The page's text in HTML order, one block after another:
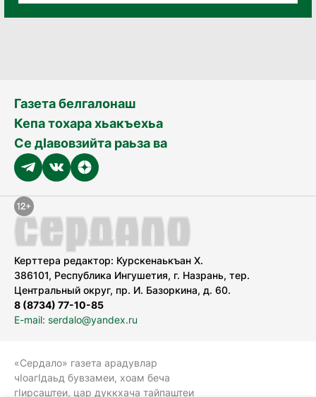
Газета белгалонаш
Кепа тохара хьакъехьа
Се дӀавовзийта раьза ва
Керттера редактор: Курскенаькъан Х.
386101, Республика Ингушетия, г. Назрань, тер.
Центральный округ, пр. И. Базоркина, д. 60.
8 (8734) 77-10-85
E-mail: serdalo@yandex.ru
«Сердало» газета арадувлар
чIоагIдаьд бувзамеи, хоам беча
гIирсаштеи, цар дуккхача тайпаштеи